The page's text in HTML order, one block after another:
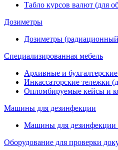
Табло курсов валют (для
Дозиметры
Дозиметры
Специализированная мебель
Архивные и
Инкассаторские тележки
Опломбируемые кейсы и
Машины для дезинфекции
Машины для дезинфекции
Оборудование для проверки